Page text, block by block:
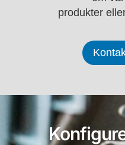
produkter